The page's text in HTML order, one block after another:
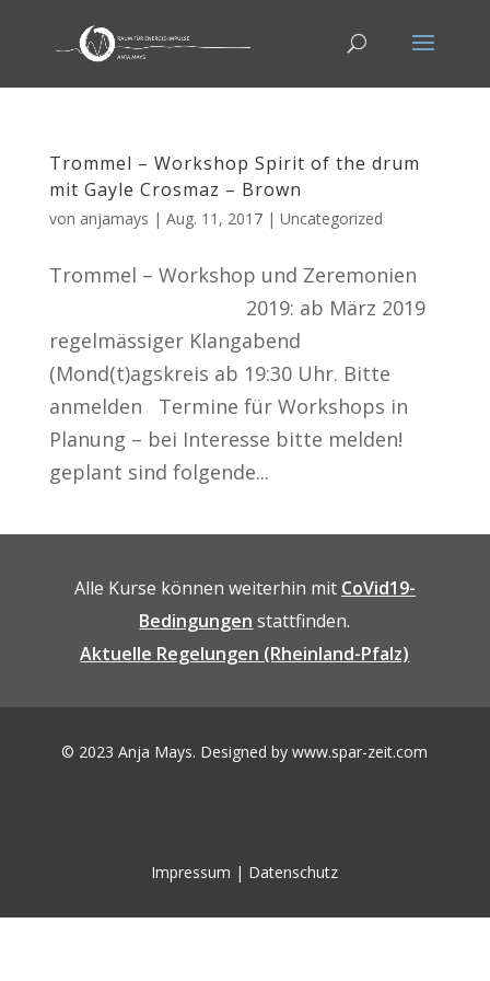
Trommel – Workshop Spirit of the drum
mit Gayle Crosmaz – Brown
von anjamays | Aug. 11, 2017| Uncategorized
Trommel – Workshop und Zeremonien
2019: ab März 2019
regelmässiger Klangabend
(Mond(t)agskreis ab 19:30 Uhr. Bitte
anmelden Termine für Workshops in
Planung – bei Interesse bitte melden!
geplant sind folgende...
Alle Kurse können weiterhin mit CoVid19-
Bedingungen stattfinden.
Aktuelle Regelungen (Rheinland-Pfalz)
© 2023 Anja Mays. Designed bywww.spar-zeit.com
Impressum | Datenschutz